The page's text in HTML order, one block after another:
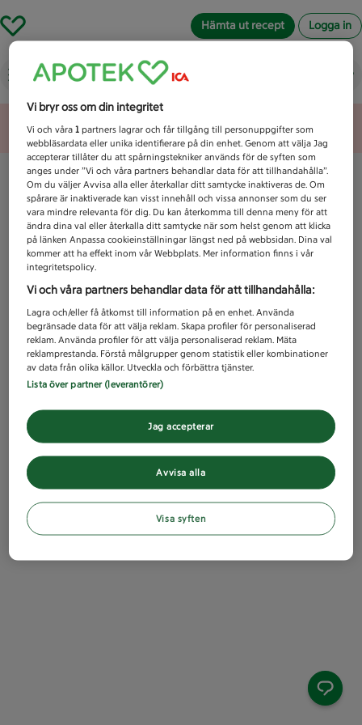
Hämta ut recept Logga in
Vad letar du efter idag?
Unknown error
Vi bryr oss om din integritet
Vi och våra1 partners lagrar och får tillgång till personuppgifter som
webbläsardata eller unika identifierare på din enhet. Genom att välja Jag
accepterar tillåter du att spårningstekniker används för de syften som
anges under ”Vi och våra partners behandlar data för att tillhandahålla”.
Om du väljer Avvisa alla eller återkallar ditt samtycke inaktiveras de. Om
spårare är inaktiverade kan visst innehåll och vissa annonser som du ser
vara mindre relevanta för dig. Du kan återkomma till denna meny för att
ändra dina val eller återkalla ditt samtycke när som helst genom att klicka
på länken Anpassa cookieinställningar längst ned på webbsidan. Dina val
kommer att ha effekt inom vår Webbplats. Mer information finns i vår
integritetspolicy.
Vi och våra partners behandlar data för att tillhandahålla:
Lagra och/eller få åtkomst till information på en enhet. Använda
begränsade data för att välja reklam. Skapa profiler för personaliserad
reklam. Använda profiler för att välja personaliserad reklam. Mäta
reklamprestanda. Förstå målgrupper genom statistik eller kombinationer
av data från olika källor. Utveckla och förbättra tjänster.
Lista över partner (leverantörer)
Avvisa alla
Jag accepterar
Visa syften